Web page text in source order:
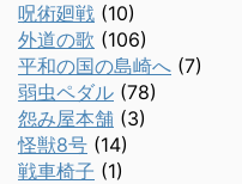
呪術廻戦 (10)
外道の歌 (106)
平和の国の島崎へ (7)
弱虫ペダル (78)
怨み屋本舗 (3)
怪獣8号 (14)
戦車椅子 (1)